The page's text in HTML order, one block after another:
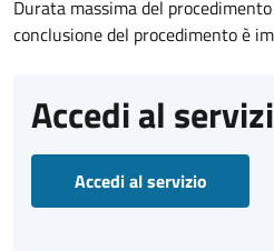
Durata massima del
conclusione del procedimento è
Accedi al
Accedi al servizio